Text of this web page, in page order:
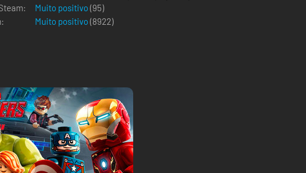
Muito positivo(95)
Muito positivo(8922)